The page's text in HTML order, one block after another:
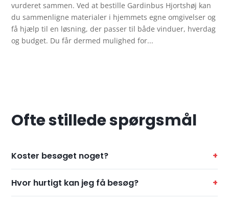
vurderet sammen. Ved at bestille Gardinbus Hjortshøj kan
du sammenligne materialer i hjemmets egne omgivelser og
få hjælp til en løsning, der passer til både vinduer, hverdag
og budget. Du får dermed mulighed for...
Ofte stillede spørgsmål
Koster besøget noget?
Hvor hurtigt kan jeg få besøg?